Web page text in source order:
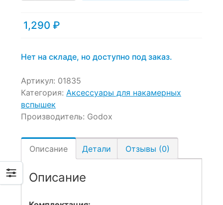
1,290 ₽
Нет на складе, но доступно под заказ.
Артикул: 01835
Категория: Аксессуары для накамерных
вспышек
Производитель: Godox
Описание Детали Отзывы (0)
Описание